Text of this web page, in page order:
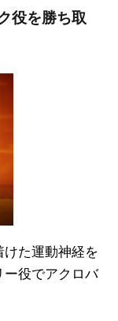
役を勝ち取
た運動神経を
ー役でアクロバ